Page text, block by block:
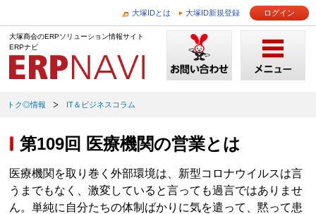
大塚IDとは 大塚ID新規登録 ログイン
大塚商会のERPソリューション情報サイト
ERPナビ
トク◎情報 IT＆ビジネスコラム
第109回 医療機関の営業とは
医療機関を取り巻く外部環境は、新型コロナウイルスは言
うまでもなく、激変していると言っても過言ではありませ
ん。単純に自分たちの体制ばかりに気を遣って、黙って患